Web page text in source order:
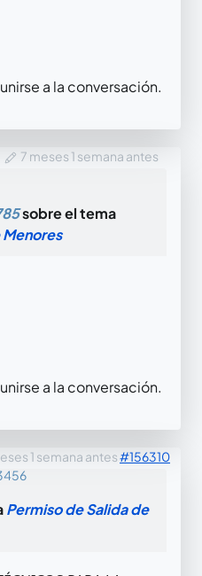
a la conversación.
7 meses 1 semana antes
sobre el tema
a la conversación.
1 semana antes#156310
Permiso de Salida de